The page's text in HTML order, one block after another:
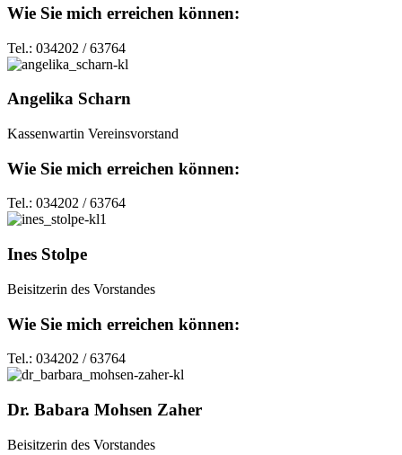
Wie Sie mich erreichen können:
Tel.: 034202 / 63764
Angelika Scharn
Kassenwartin Vereinsvorstand
Wie Sie mich erreichen können:
Tel.: 034202 / 63764
Ines Stolpe
Beisitzerin des Vorstandes
Wie Sie mich erreichen können:
Tel.: 034202 / 63764
Dr. Babara Mohsen Zaher
Beisitzerin des Vorstandes